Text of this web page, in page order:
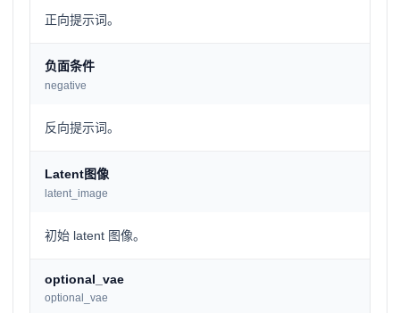
正向提示词。
负面条件
negative
反向提示词。
Latent图像
latent_image
初始 latent 图像。
optional_vae
optional_vae